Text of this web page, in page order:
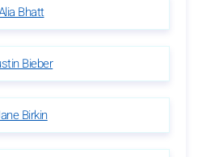
Bhatt
Bieber
Birkin